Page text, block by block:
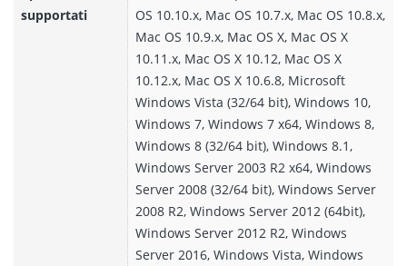
supportati
OS 10.10.x, Mac OS 10.7.x, Mac OS 10.8.x,
Mac OS 10.9.x, Mac OS X, Mac OS X
10.11.x, Mac OS X 10.12, Mac OS X
10.12.x, Mac OS X 10.6.8, Microsoft
Windows Vista (32/64 bit), Windows 10,
Windows 7, Windows 7 x64, Windows 8,
Windows 8 (32/64 bit), Windows 8.1,
Windows Server 2003 R2 x64, Windows
Server 2008 (32/64 bit), Windows Server
2008 R2, Windows Server 2012 (64bit),
Windows Server 2012 R2, Windows
Server 2016, Windows Vista, Windows